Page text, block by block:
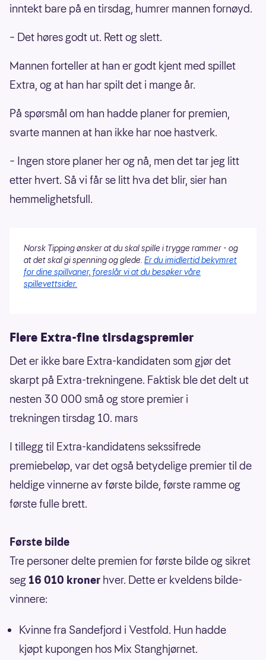
inntekt bare på en tirsdag, humrer mannen fornøyd.
– Det høres godt ut. Rett og slett.
Mannen forteller at han er godt kjent med spillet
Extra, og at han har spilt det i mange år.
På spørsmål om han hadde planer for premien,
svarte mannen at han ikke har noe hastverk.
– Ingen store planer her og nå, men det tar jeg litt
etter hvert. Så vi får se litt hva det blir, sier han
hemmelighetsfull.
Norsk Tipping ønsker at du skal spille i trygge rammer - og
at det skal gi spenning og glede. Er du imidlertid bekymret
for dine spillvaner, foreslår vi at du besøker våre
spillevettsider.
Flere Extra-fine tirsdagspremier
Det er ikke bare Extra-kandidaten som gjør det
skarpt på Extra-trekningene. Faktisk ble det delt ut
nesten 30 000 små og store premier i
trekningen tirsdag 10. mars
I tillegg til Extra-kandidatens sekssifrede
premiebeløp, var det også betydelige premier til de
heldige vinnerne av første bilde, første ramme og
første fulle brett.
Første bilde
Tre personer delte premien for første bilde og sikret
seg16 010 kroner hver. Dette er kveldens bilde-
vinnere:
Kvinne fra Sandefjord i Vestfold. Hun hadde
kjøpt kupongen hos Mix Stanghjørnet.